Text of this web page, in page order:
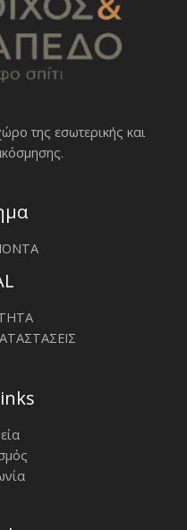
της εσωτερικής και